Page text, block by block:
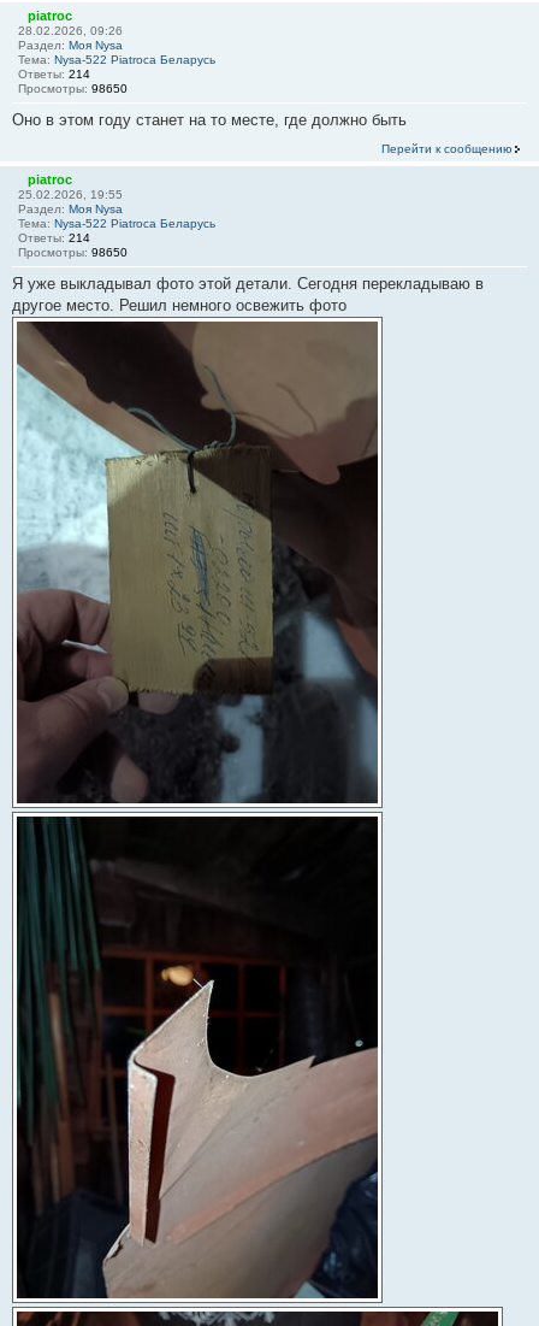
piatroc
28.02.2026, 09:26
Раздел: Моя Nysa
Тема: Nysa-522 Piatroca Беларусь
Ответы: 214
Просмотры: 98650
Оно в этом году станет на то месте, где должно быть
Перейти к сообщению
piatroc
25.02.2026, 19:55
Раздел: Моя Nysa
Тема: Nysa-522 Piatroca Беларусь
Ответы: 214
Просмотры: 98650
Я уже выкладывал фото этой детали. Сегодня перекладываю в
другое место. Решил немного освежить фото